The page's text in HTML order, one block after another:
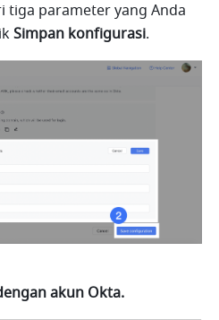
tiga parameter yang Anda
Simpan konfigurasi.
akun Okta.